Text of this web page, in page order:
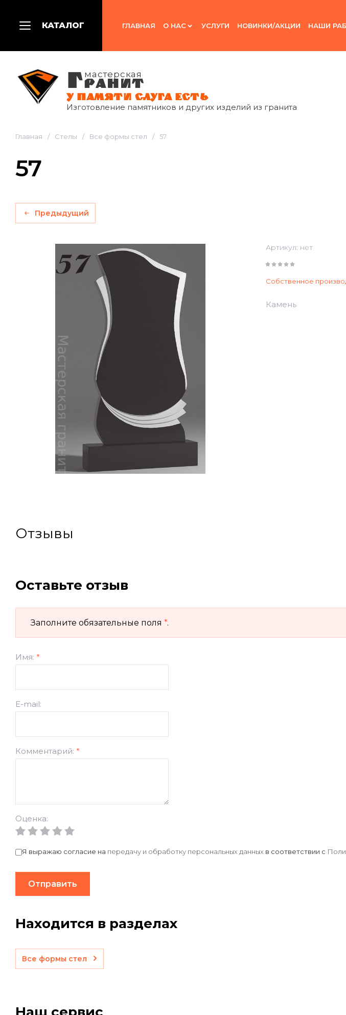
КАТАЛОГ ГЛАВНАЯ О НАС УСЛУГИ НОВИНКИ/АКЦИИ НАШИ
мастерская
ГРАНИТ
У ПАМЯТИ СЛУГА ЕСТЬ
Изготовление памятников и других изделий из гранита
Главная / Стелы / Все формы стел / 57
57
Предыдущий
Артикул: нет
Собственное
Камень
Отзывы
Оставьте отзыв
Заполните обязательные поля *.
Имя: *
E-mail:
Комментарий: *
Оценка:
Я выражаю согласие на передачу и обработку персональных данных в соответствии с
Отправить
Находится в разделах
Все формы стел